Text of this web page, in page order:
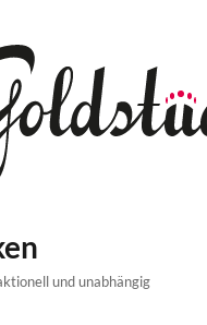
und unabhängig